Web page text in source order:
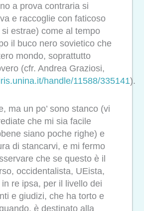
a prova contraria si
e raccoglie con faticoso
estrae) come al tempo
il buco nero sovietico che
mondo, soprattutto
(cfr. Andrea Graziosi,
handle/11588/335141).
ma un po’ sono stanco (vi
che mi sia facile
siano poche righe) e
di stancarvi, e mi fermo
che se questo è il
occidentalista, UEista,
re ipsa, per il livello dei
e giudizi, che ha torto e
è destinato alla